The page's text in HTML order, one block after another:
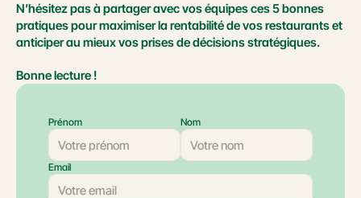
N’hésitez pas à partager avec vos équipes ces 5 bonnes
pratiques pour maximiser la rentabilité de vos restaurants et
anticiper au mieux vos prises de décisions stratégiques.
Bonne lecture !
Prénom Nom
Email